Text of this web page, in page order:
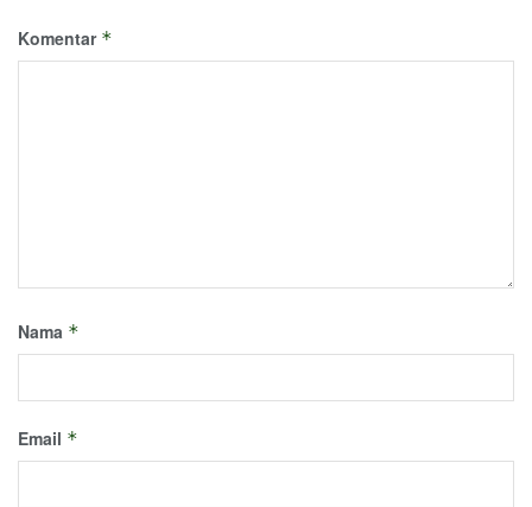
Komentar *
Nama *
Email *